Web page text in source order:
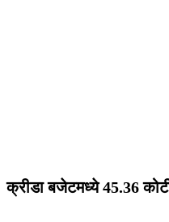
क्रीडा बजेटमध्ये 45.36